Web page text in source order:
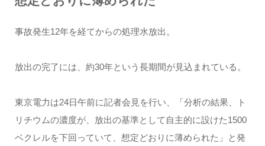
事故発生12年を経てからの処理水放出。
放出の完了には、約30年という長期間が見込まれている。
東京電力は24日午前に記者会見を行い、「分析の結果、ト
リチウムの濃度が、放出の基準として自主的に設けた1500
ベクレルを下回っていて、想定どおりに薄められた」と発